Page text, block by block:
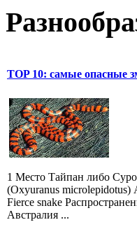
TOP 10: самые опасные
1 Место Тайпан либо
(Oxyuranus microlepidotus)
Fierce snake
Австралия ...